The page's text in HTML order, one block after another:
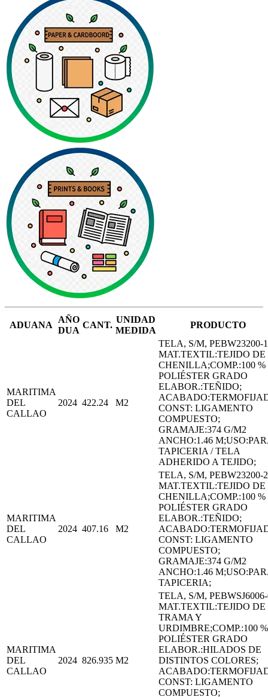
ADUANA
AÑO
DUA
CANT.
UNIDAD
MEDIDA
PRODUCTO
MARITIMA
DEL
CALLAO
2024 422.24 M2
TELA, S/M, PEBW23200-1
MAT.TEXTIL:TEJIDO DE
CHENILLA;COMP.:100 %
POLIÉSTER GRADO
ELABOR.:TEÑIDO;
CONST: LIGAMENTO
COMPUESTO;
GRAMAJE:374 G/M2
ANCHO:1.46
TAPICERIA / TELA
ADHERIDO A TEJIDO;
MARITIMA
DEL
CALLAO
2024 407.16 M2
TELA, S/M, PEBW23200-
MAT.TEXTIL:TEJIDO DE
CHENILLA;COMP.:100 %
POLIÉSTER GRADO
ELABOR.:TEÑIDO;
CONST: LIGAMENTO
COMPUESTO;
GRAMAJE:374 G/M2
ANCHO:1.46
TAPICERIA;
MARITIMA
DEL
CALLAO
2024 826.935 M2
TELA, S/M,
MAT.TEXTIL:TEJIDO DE
TRAMA Y
URDIMBRE;COMP.:100 %
POLIÉSTER GRADO
ELABOR.:HILADOS DE
DISTINTOS COLORES;
CONST: LIGAMENTO
COMPUESTO;